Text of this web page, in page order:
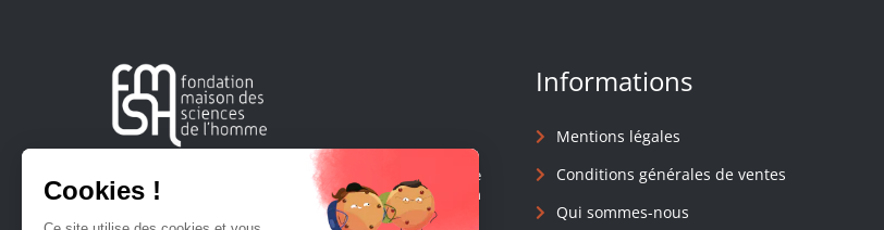
Créée en 1963, la Fondation Maison Sciences de l'Homme
soutient la recherche et la diffusion des connaissances en
Informations
Mentions légales
Conditions générales de ventes
Qui sommes-nous